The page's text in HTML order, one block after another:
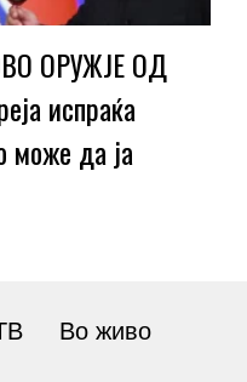
ОРУЖЈЕ ОД
испраќа
може да ја
Во живо